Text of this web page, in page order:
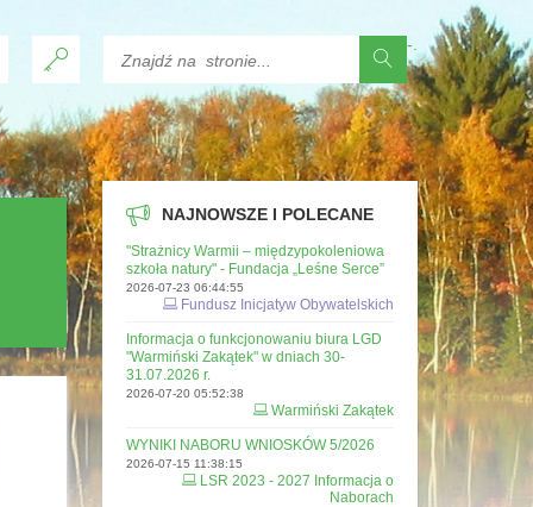
-
NAJNOWSZE I POLECANE
"Strażnicy Warmii – międzypokoleniowa
szkoła natury" - Fundacja „Leśne Serce”
2026-07-23 06:44:55
Fundusz Inicjatyw Obywatelskich
Informacja o funkcjonowaniu biura LGD
"Warmiński Zakątek" w dniach 30-
31.07.2026 r.
2026-07-20 05:52:38
Warmiński Zakątek
WYNIKI NABORU WNIOSKÓW 5/2026
2026-07-15 11:38:15
LSR 2023 - 2027 Informacja o
Naborach